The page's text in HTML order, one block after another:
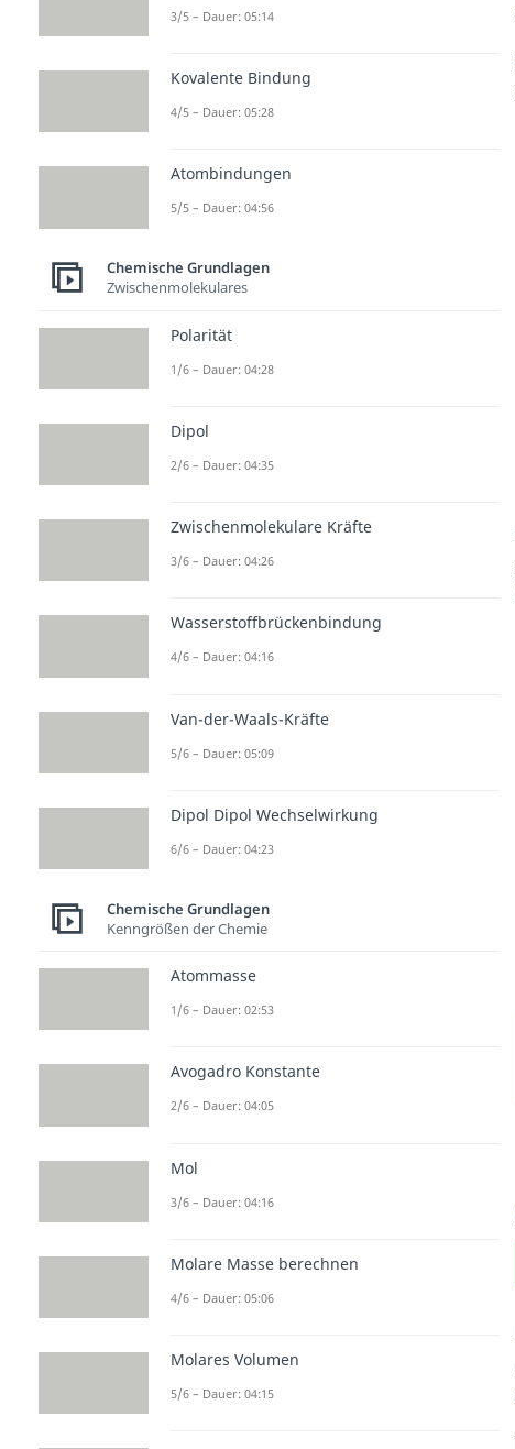
3/5 – Dauer: 05:14
Kovalente Bindung
4/5 – Dauer: 05:28
Atombindungen
5/5 – Dauer: 04:56
Chemische Grundlagen
Zwischenmolekulares
Polarität
1/6 – Dauer: 04:28
Dipol
2/6 – Dauer: 04:35
Zwischenmolekulare Kräfte
3/6 – Dauer: 04:26
Wasserstoffbrückenbindung
4/6 – Dauer: 04:16
Van-der-Waals-Kräfte
5/6 – Dauer: 05:09
Dipol Dipol Wechselwirkung
6/6 – Dauer: 04:23
Chemische Grundlagen
Kenngrößen der Chemie
Atommasse
1/6 – Dauer: 02:53
Avogadro Konstante
2/6 – Dauer: 04:05
Mol
3/6 – Dauer: 04:16
Molare Masse berechnen
4/6 – Dauer: 05:06
Molares Volumen
5/6 – Dauer: 04:15